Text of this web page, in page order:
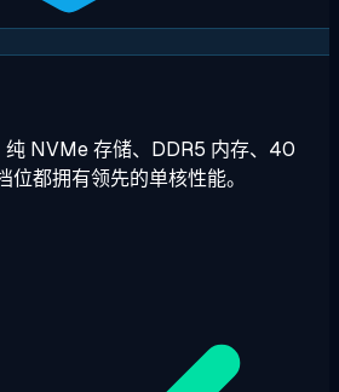
纯 NVMe 存储、DDR5 内存、40
都拥有领先的单核性能。